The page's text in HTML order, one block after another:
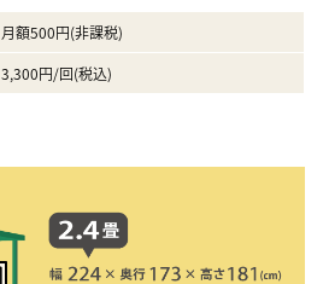
月額500円(非課税)
3,300円/回(税込)